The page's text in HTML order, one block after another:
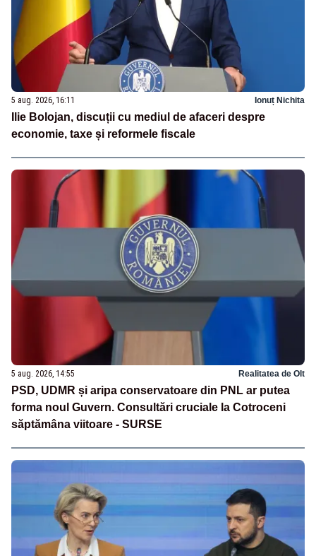
5 aug. 2026, 16:11 Ionuț Nichita
Ilie Bolojan, discuții cu mediul de afaceri despre
economie, taxe și reformele fiscale
5 aug. 2026, 14:55 Realitatea de Olt
PSD, UDMR și aripa conservatoare din PNL ar putea
forma noul Guvern. Consultări cruciale la Cotroceni
săptămâna viitoare - SURSE